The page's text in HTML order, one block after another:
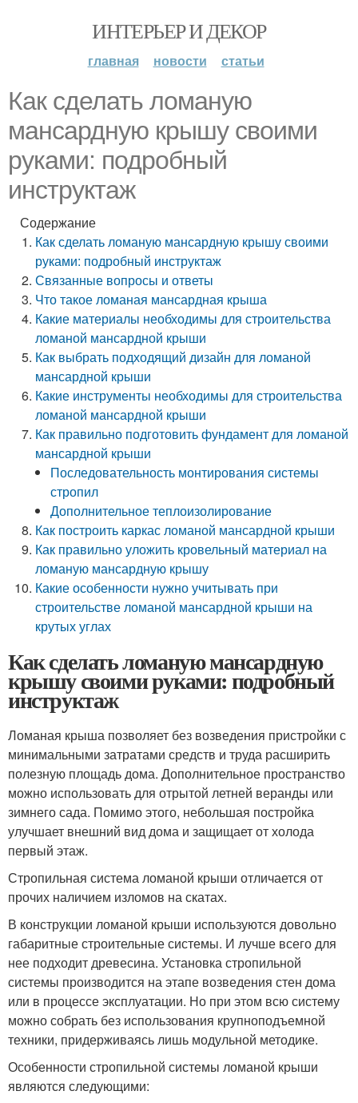
ИНТЕРЬЕР И ДЕКОР
главная новости статьи
Как сделать ломаную
мансардную крышу своими
руками: подробный
инструктаж
Содержание
Как сделать ломаную мансардную крышу своими
руками: подробный инструктаж
Связанные вопросы и ответы
Что такое ломаная мансардная крыша
Какие материалы необходимы для строительства
ломаной мансардной крыши
Как выбрать подходящий дизайн для ломаной
мансардной крыши
Какие инструменты необходимы для строительства
ломаной мансардной крыши
Как правильно подготовить фундамент для ломаной
мансардной крыши
Последовательность монтирования системы
стропил
Дополнительное теплоизолирование
Как построить каркас ломаной мансардной крыши
Как правильно уложить кровельный материал на
ломаную мансардную крышу
Какие особенности нужно учитывать при
строительстве ломаной мансардной крыши на
крутых углах
Как сделать ломаную мансардную
крышу своими руками: подробный
инструктаж
Ломаная крыша позволяет без возведения пристройки с
минимальными затратами средств и труда расширить
полезную площадь дома. Дополнительное пространство
можно использовать для отрытой летней веранды или
зимнего сада. Помимо этого, небольшая постройка
улучшает внешний вид дома и защищает от холода
первый этаж.
Стропильная система ломаной крыши отличается от
прочих наличием изломов на скатах.
В конструкции ломаной крыши используются довольно
габаритные строительные системы. И лучше всего для
нее подходит древесина. Установка стропильной
системы производится на этапе возведения стен дома
или в процессе эксплуатации. Но при этом всю систему
можно собрать без использования крупноподъемной
техники, придерживаясь лишь модульной методике.
Особенности стропильной системы ломаной крыши
являются следующими: